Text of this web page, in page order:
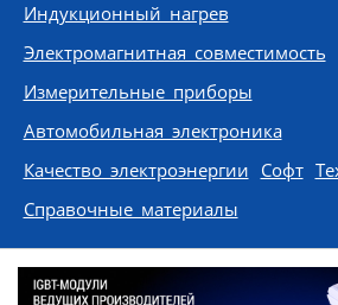
Индукционный нагрев
Электромагнитная совместимость
Измерительные приборы
Автомобильная электроника
Качество электроэнергии Софт
Справочные материалы